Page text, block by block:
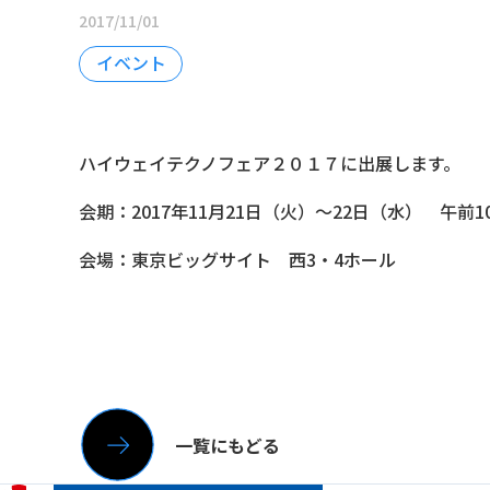
2017/11/01
イベント
ハイウェイテクノフェア２０１７に出展します。
会期：2017年11月21日（火）～22日（水） 午前
会場：東京ビッグサイト 西3・4ホール
一覧にもどる